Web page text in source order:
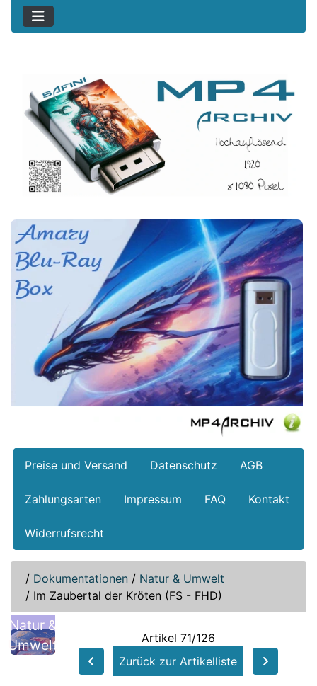
Preise und Versand Datenschutz AGB
Zahlungsarten Impressum FAQ Kontakt
Widerrufsrecht
/ Dokumentationen / Natur & Umwelt
/ Im Zaubertal der Kröten (FS - FHD)
Natur &
Umwelt
Artikel 71/126
Zurück zur Artikelliste